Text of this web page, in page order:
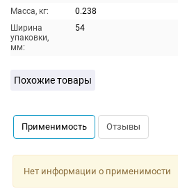
Масса, кг:
0.238
Ширина
упаковки,
мм:
54
Похожие товары
Применимость Отзывы
Нет информации о применимости